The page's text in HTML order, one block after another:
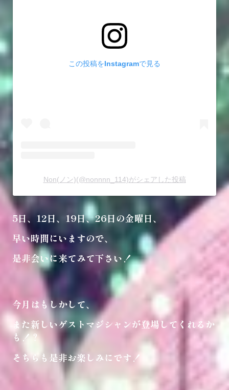
この投稿をInstagramで見る
Non(ノン)(@nonnnn_114)がシェアした投稿
5日、12日、19日、26日の金曜日、
早い時間にいますので、
是非会いに来てみて下さい！
今月はもしかして、
また新しいゲストマジシャンが登場してくれるか
も！？
そちらも是非お楽しみにです！